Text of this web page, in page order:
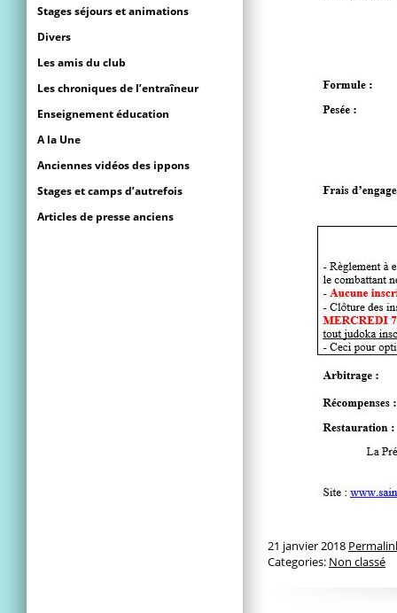
21 janvier 2018
Categories: Non classé
Stages séjours et animations
Divers
Les amis du club
Les chroniques de l’entraîneur
Enseignement éducation
A la Une
Anciennes vidéos des ippons
Stages et camps d’autrefois
Articles de presse anciens